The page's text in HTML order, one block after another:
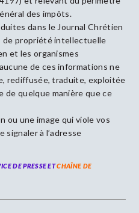
des impôts.
dans le Journal Chrétien
de propriété intellectuelle
et les organismes
de ces informations ne
rediffusée, traduite, exploitée
de quelque manière que ce
ou une image qui viole vos
signaler à l’adresse
DE PRESSE ETCHAÎNE DE